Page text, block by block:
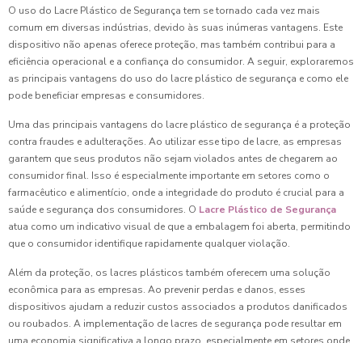
O uso do Lacre Plástico de Segurança tem se tornado cada vez mais
comum em diversas indústrias, devido às suas inúmeras vantagens. Este
dispositivo não apenas oferece proteção, mas também contribui para a
eficiência operacional e a confiança do consumidor. A seguir, exploraremos
as principais vantagens do uso do lacre plástico de segurança e como ele
pode beneficiar empresas e consumidores.
Uma das principais vantagens do lacre plástico de segurança é a proteção
contra fraudes e adulterações. Ao utilizar esse tipo de lacre, as empresas
garantem que seus produtos não sejam violados antes de chegarem ao
consumidor final. Isso é especialmente importante em setores como o
farmacêutico e alimentício, onde a integridade do produto é crucial para a
saúde e segurança dos consumidores. O Lacre Plástico de Segurança
atua como um indicativo visual de que a embalagem foi aberta, permitindo
que o consumidor identifique rapidamente qualquer violação.
Além da proteção, os lacres plásticos também oferecem uma solução
econômica para as empresas. Ao prevenir perdas e danos, esses
dispositivos ajudam a reduzir custos associados a produtos danificados
ou roubados. A implementação de lacres de segurança pode resultar em